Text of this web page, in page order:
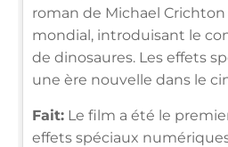
roman de Michael
mondial, introduisant le
de dinosaures. Les effets
une ère nouvelle dans le
Fait: Le film a été le
effets spéciaux